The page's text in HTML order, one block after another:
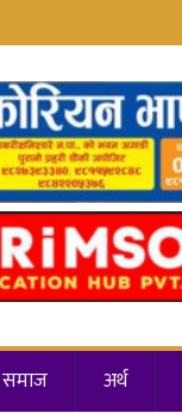
समाज अर्थ